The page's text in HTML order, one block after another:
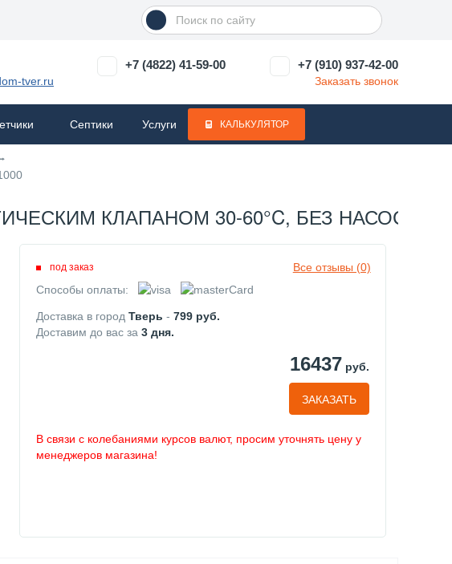
tver.ru
+7 (4822) 41-59-00 +7 (910) 937-42-00
Заказать звонок
Септики Услуги КАЛЬКУЛЯТОР
КЛАПАНОМ 30-60°C, БЕЗ НАСОСА)
Все отзывы (0)
под заказ
Способы оплаты:
Доставка в город Тверь - 799 руб.
Доставим до вас за 3 дня.
16437 руб.
ЗАКАЗАТЬ
В связи с колебаниями курсов валют, просим уточнять цену у
менеджеров магазина!